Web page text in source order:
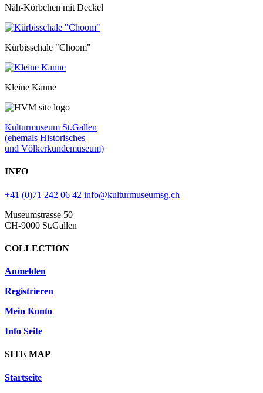
Näh-Körbchen mit Deckel
Kürbisschale "Choom"
Kleine Kanne
Kulturmuseum St.Gallen
(ehemals Historisches
und Völkerkundemuseum)
INFO
+41 (0)71 242 06 42 info@kulturmuseumsg.ch
Museumstrasse 50
CH-9000 St.Gallen
COLLECTION
Anmelden
Registrieren
Mein Konto
Info Seite
SITE MAP
Startseite